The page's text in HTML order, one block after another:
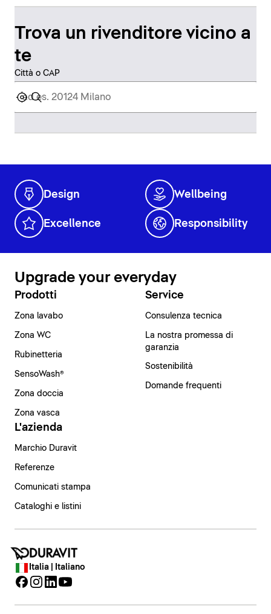
Trova un rivenditore vicino a
te
Città o CAP
Design Wellbeing
Excellence Responsibility
Upgrade your everyday
Prodotti
Zona lavabo
Zona WC
Rubinetteria
SensoWash®
Zona doccia
Zona vasca
Service
Consulenza tecnica
La nostra promessa di
garanzia
Sostenibilità
Domande frequenti
L'azienda
Marchio Duravit
Referenze
Comunicati stampa
Cataloghi e listini
Italia | Italiano